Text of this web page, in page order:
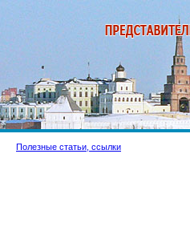
Полезные статьи, ссылки